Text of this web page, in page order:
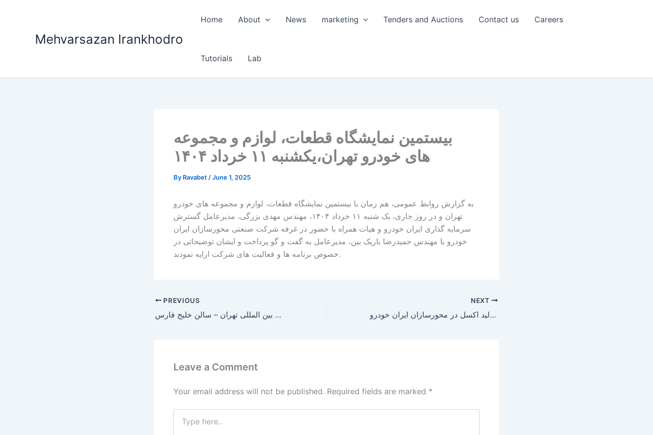
Mehvarsazan Irankhodro
Home About News marketing Tenders and Auctions Contact us Careers
Tutorials Lab
بیستمین نمایشگاه قطعات، لوازم و مجموعه
های خودرو تهران،یکشنبه ۱۱ خرداد ۱۴۰۴
By Ravabet /June 1, 2025
به گزارش روابط عمومی، هم زمان با بیستمین نمایشگاه قطعات، لوازم و مجموعه های خودرو
تهران و در روز جاری، یک شنبه ۱۱ خرداد ۱۴۰۴، مهندس مهدی بزرگی، مدیرعامل گسترش
سرمایه گذاری ایران خودرو و هیات همراه با حضور در غرفه شرکت صنعتی محورسازان ایران
خودرو با مهندس حمیدرضا باریک بین، مدیرعامل به گفت و گو پرداخت و ایشان توضیحاتی در
خصوص برنامه ها و فعالیت های شرکت ارایه نمودند.
PREVIOUS
فیلم روز دوم حضور محورسازان ایران خودرو در بیستمین نمایشگاه قطعات لوازم و مجموعه های خودرو ، نمایشگاه بین المللی تهران – سالن خلیج فارس
NEXT
بازدید دانش آموزان دبیرستان ثامن الائمه (ع) از خط تولید اکسل در محورسازان ایران خودرو
Leave a Comment
Your email address will not be published. Required fields are marked *
here..